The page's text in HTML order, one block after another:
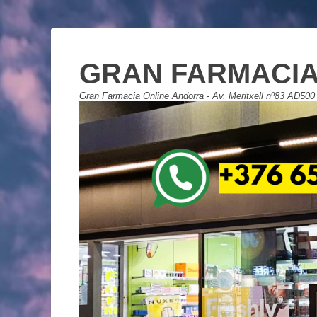
GRAN
Gran Farmacia Online Andorra - Av. Meritxell nº83